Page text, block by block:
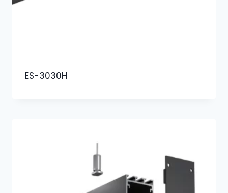
ES-3030H